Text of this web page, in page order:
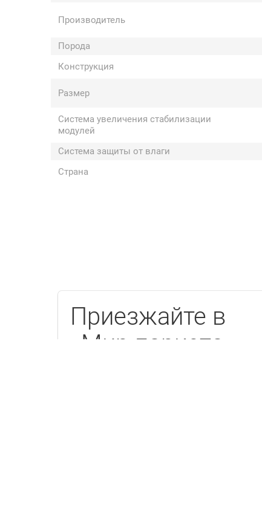
Производитель
Порода
Конструкция
Размер
Система увеличения стабилизации
модулей
Система защиты от влаги
Страна
Приезжайте в
«Мир паркета»